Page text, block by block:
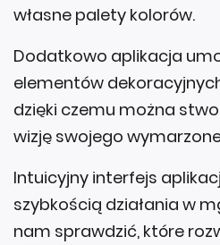
własne palety kolorów.
Dodatkowo aplikacja
elementów
dzięki czemu można
wizję swojego
Intuicyjny interfejs
szybkością działania w
nam sprawdzić, które